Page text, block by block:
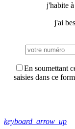
j'habite
j'ai
En soumettant
saisies dans ce
keyboard_arrow_up